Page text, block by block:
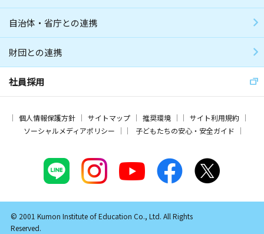
自治体・省庁との連携
財団との連携
社員採用
個人情報保護方針 サイトマップ 推奨環境
サイト利用規約
ソーシャルメディアポリシー
子どもたちの安心・安全ガイド
© 2001 Kumon Institute of Education Co., Ltd. All Rights
Reserved.